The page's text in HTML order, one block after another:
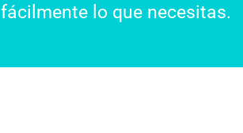
fácilmente lo que necesitas.